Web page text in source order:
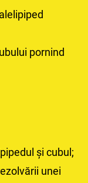
pornind
și cubul;
unei